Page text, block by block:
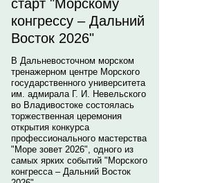
старт "Морскому
конгрессу – Дальний
Восток 2026"
В Дальневосточном морском
тренажерном центре Морского
государственного университета
им. адмирала Г. И. Невельского
во Владивостоке состоялась
торжественная церемония
открытия конкурса
профессионального мастерства
"Море зовет 2026", одного из
самых ярких событий "Морского
конгресса – Дальний Восток